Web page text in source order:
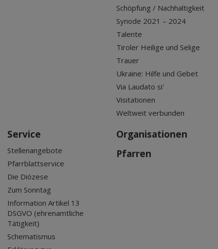
Schöpfung / Nachhaltigkeit
Synode 2021 – 2024
Talente
Tiroler Heilige und Selige
Trauer
Ukraine: Hilfe und Gebet
Via Laudato si'
Visitationen
Weltweit verbunden
Service
Stellenangebote
Pfarrblattservice
Die Diözese
Zum Sonntag
Information Artikel 13
DSGVO (ehrenamtliche
Tätigkeit)
Schematismus
Organisationen
Pfarren